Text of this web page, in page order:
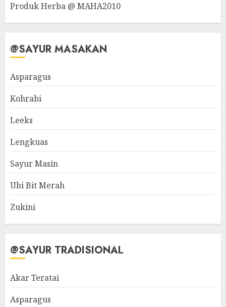
Produk Herba @ MAHA2010
@SAYUR MASAKAN
Asparagus
Kohrabi
Leeks
Lengkuas
Sayur Masin
Ubi Bit Merah
Zukini
@SAYUR TRADISIONAL
Akar Teratai
Asparagus